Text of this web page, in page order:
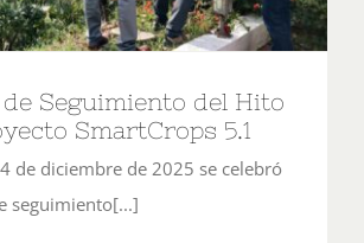
Seguimiento del Hito
SmartCrops 5.1
de diciembre de 2025 se celebró
seguimiento[...]